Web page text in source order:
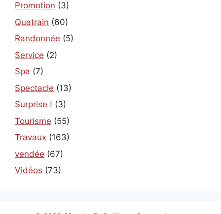
Promotion (3)
Quatrain (60)
Randonnée (5)
Service (2)
Spa (7)
Spectacle (13)
Surprise ! (3)
Tourisme (55)
Travaux (163)
vendée (67)
Vidéos (73)